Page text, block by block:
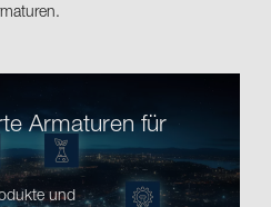
Armaturen für
und